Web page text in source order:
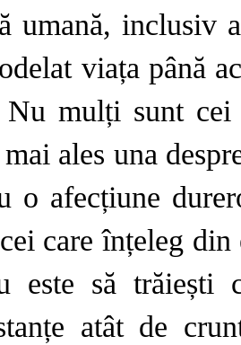
umană, inclusiv
viața până
mulți sunt cei
ales una
o afecțiune
care înțeleg
este să trăiești
atât de